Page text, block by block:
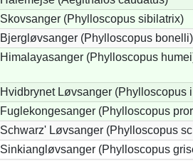
Skovsanger (Phylloscopus sibilatrix)
Bjergløvsanger (Phylloscopus bonelli)
Himalayasanger (Phylloscopus
Hvidbrynet Løvsanger (Phylloscopus
Fuglekongesanger (Phylloscopus
Schwarz' Løvsanger (Phylloscopus
Sinkiangløvsanger (Phylloscopus